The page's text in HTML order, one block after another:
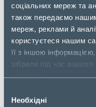
соціальних мереж та
також передаємо
мереж, реклами й
користуєтеся нашим
її з іншою
зібрали під час вашого
службами.
згоди
Необхідні
Глибина упаковки
Ширина упаковки
Вага без упаковки
Рівень параметра
KIOXIA TransMemory